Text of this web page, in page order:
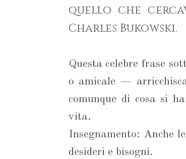
quello che
Charles Bukowski.
Questa celebre frase
o amicale —
comunque di cosa si
vita.
Insegnamento: Anche
desideri e bisogni.